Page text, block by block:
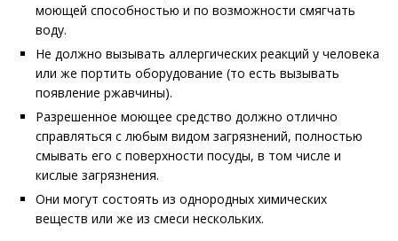
моющей способностью и по возможности смягчать
воду.
Не должно вызывать аллергических реакций у человека
или же портить оборудование (то есть вызывать
появление ржавчины).
Разрешенное моющее средство должно отлично
справляться с любым видом загрязнений, полностью
смывать его с поверхности посуды, в том числе и
кислые загрязнения.
Они могут состоять из однородных химических
веществ или же из смеси нескольких.